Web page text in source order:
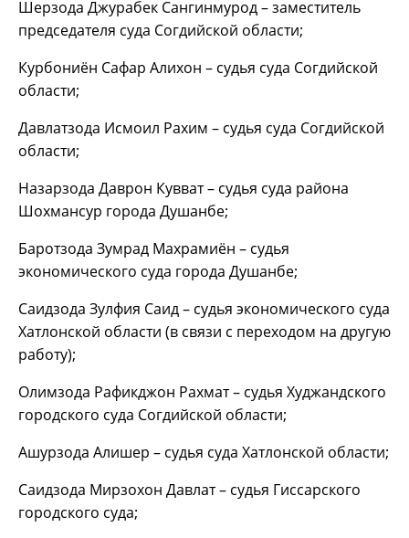
Шерзода Джурабек Сангинмурод – заместитель
председателя суда Согдийской области;
Курбониён Сафар Алихон – судья суда Согдийской
области;
Давлатзода Исмоил Рахим – судья суда Согдийской
области;
Назарзода Даврон Кувват – судья суда района
Шохмансур города Душанбе;
Баротзода Зумрад Махрамиён – судья
экономического суда города Душанбе;
Саидзода Зулфия Саид – судья экономического суда
Хатлонской области (в связи с переходом на другую
работу);
Олимзода Рафикджон Рахмат – судья Худжандского
городского суда Согдийской области;
Ашурзода Алишер – судья суда Хатлонской области;
Саидзода Мирзохон Давлат – судья Гиссарского
городского суда;